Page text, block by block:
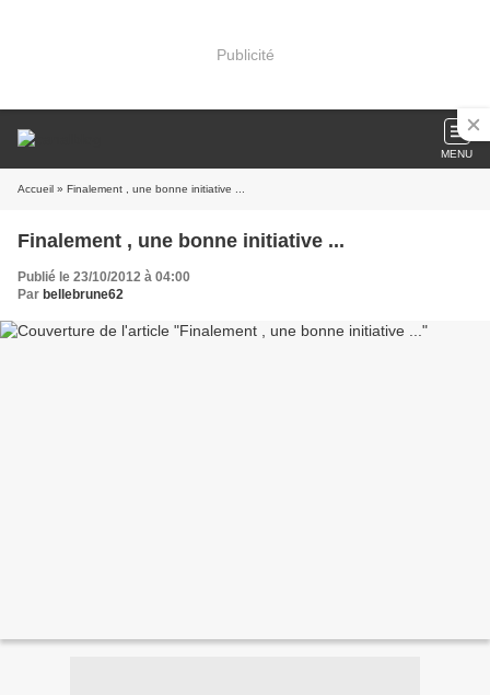
Publicité
MENU
Accueil » Finalement , une bonne initiative ...
Finalement , une bonne initiative ...
Publié le 23/10/2012 à 04:00
Par bellebrune62